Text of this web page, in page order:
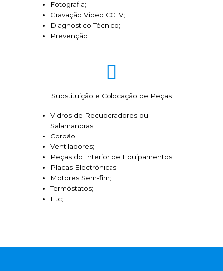
Fotografia;
Gravação Video CCTV;
Diagnostico Técnico;
Prevenção
Substituição e Colocação de Peças
Vidros de Recuperadores ou
Salamandras;
Cordão;
Ventiladores;
Peças do Interior de Equipamentos;
Placas Electrónicas;
Motores Sem-fim;
Termóstatos;
Etc;